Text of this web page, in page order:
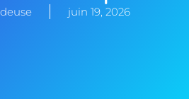
juin 19, 2026